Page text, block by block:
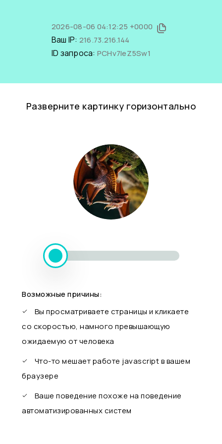
2026-08-06 04:12:25 +0000
Ваш IP: 216.73.216.144
ID запроса: PCHv7leZ5Sw1
Разверните картинку горизонтально
Возможные причины:
Вы просматриваете страницы и кликаете
со скоростью, намного превышающую
ожидаемую от человека
Что-то мешает работе javascript в вашем
браузере
Ваше поведение похоже на поведение
автоматизированных систем